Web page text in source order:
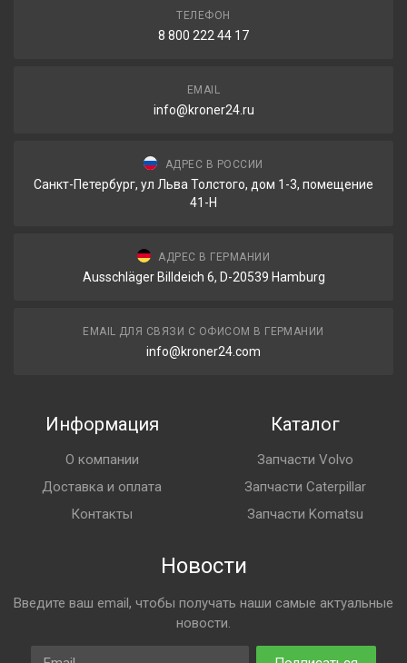
ТЕЛЕФОН
8 800 222 44 17
EMAIL
info@kroner24.ru
АДРЕС В РОССИИ
Санкт-Петербург, ул Льва Толстого, дом 1-3, помещение
41-Н
АДРЕС В ГЕРМАНИИ
Ausschläger Billdeich 6, D-20539 Hamburg
EMAIL ДЛЯ СВЯЗИ С ОФИСОМ В ГЕРМАНИИ
info@kroner24.com
Информация
О компании
Доставка и оплата
Контакты
Каталог
Запчасти Volvo
Запчасти Caterpillar
Запчасти Komatsu
Новости
Введите ваш email, чтобы получать наши самые актуальные
новости.
Email